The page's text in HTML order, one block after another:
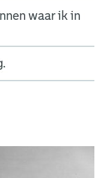
waar ik in